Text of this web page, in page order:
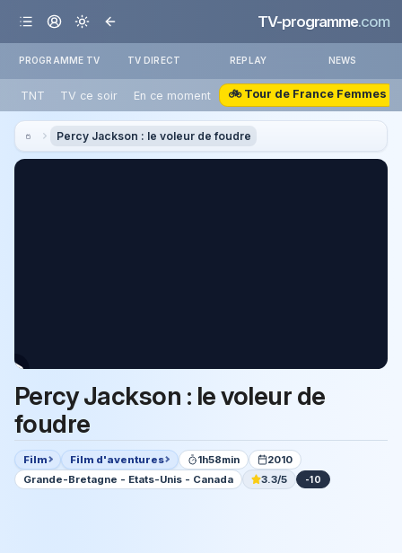
TV-programme.com
PROGRAMME TV TV DIRECT REPLAY NEWS
TNT TV ce soir En ce moment 🚲 Tour de France Femmes
Percy Jackson : le voleur de foudre
Percy Jackson : le voleur de
foudre
Film Film d'aventures 1h58min
2010
Grande-Bretagne - Etats-Unis - Canada
3.3/5 -10